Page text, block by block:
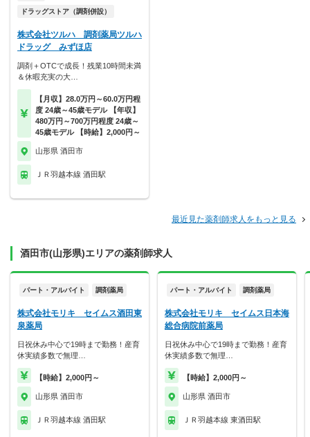
ドラッグストア（調剤併設）
株式会社ツルハ 調剤薬局ツルハ
ドラッグ みずほ店
調剤＋OTCで成長！残業10時間未満
＆休暇充実の大…
【月収】28.0万円～60.0万円程
度 24歳～45歳モデル 【年収】
480万円～700万円程度 24歳～
45歳モデル 【時給】2,000円～
山形県 酒田市
ＪＲ羽越本線 酒田駅
最近見た薬剤師求人をもっと見る
酒田市(山形県)エリアの薬剤師求人
パート・アルバイト 調剤薬局
株式会社モリキ セイムス酒田東
泉薬局
日祝休み中心で19時まで勤務！産育
休実績多数で無理…
【時給】2,000円～
山形県 酒田市
ＪＲ羽越本線 酒田駅
パート・アルバイト 調剤薬局
株式会社モリキ セイムス日本海
総合病院前薬局
日祝休み中心で19時まで勤務！産育
休実績多数で無理…
【時給】2,000円～
山形県 酒田市
ＪＲ羽越本線 東酒田駅